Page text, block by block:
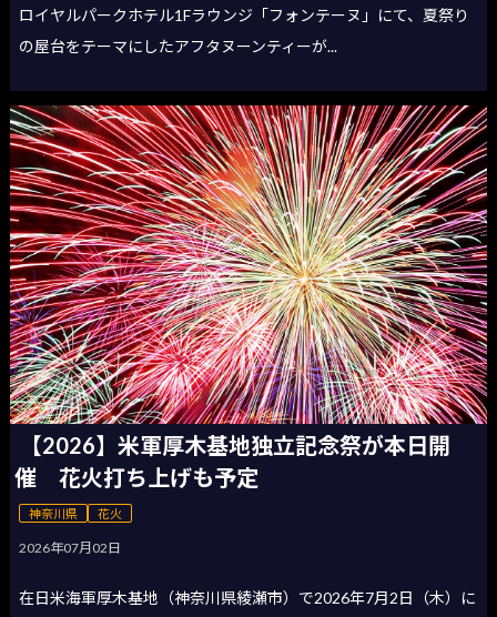
ロイヤルパークホテル1Fラウンジ「フォンテーヌ」にて、夏祭り
の屋台をテーマにしたアフタヌーンティーが...
【2026】米軍厚木基地独立記念祭が本日開
催 花火打ち上げも予定
神奈川県 花火
2026年07月02日
在日米海軍厚木基地（神奈川県綾瀬市）で2026年7月2日（木）に